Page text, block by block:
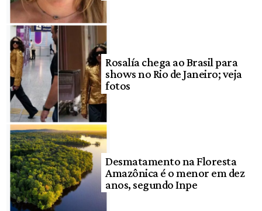
Rosalía chega ao Brasil para
shows no Rio de Janeiro; veja
fotos
Desmatamento na Floresta
Amazônica é o menor em dez
anos, segundo Inpe